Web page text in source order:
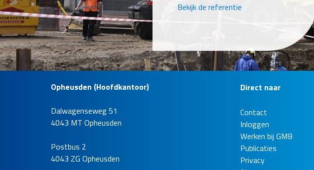
Bekijk de referentie
Omlegging Zuid-
Zuid-Willemsvaart Brabant
Opheusden (Hoofdkantoor)
Dalwagenseweg 51
4043 MT Opheusden
Postbus 2
4043 ZG Opheusden
Direct naar
Contact
Inloggen
Werken bij GMB
Publicaties
Privacy